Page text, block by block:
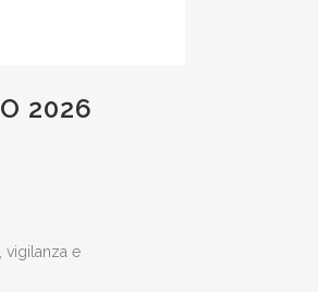
2026
vigilanza e